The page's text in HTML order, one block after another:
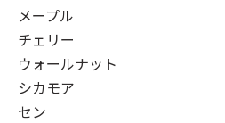
メープル
チェリー
ウォールナット
シカモア
セン